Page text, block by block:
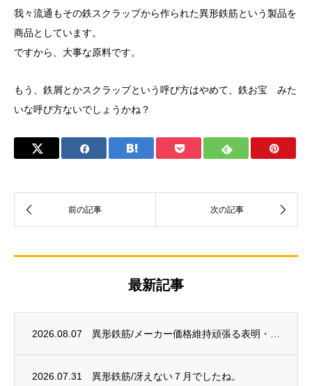
我々流通もその鉄スクラップから作られた異形鉄筋という製品を
商品としています。
ですから、大事な原料です。
もう、鉄屑とかスクラップという呼び方はやめて、鉄お宝 みた
いな呼び方ないでしょうかね？
最新記事
2026.08.07
2026.07.31 異形鉄筋/冴えない７月でしたね。